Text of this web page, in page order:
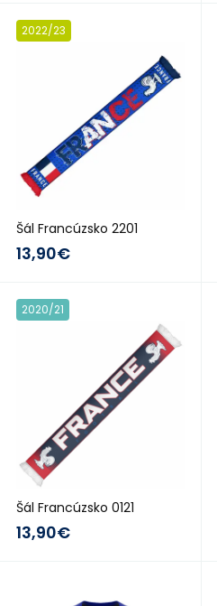
2022/23
Šál Francúzsko 2201
13,90€
2020/21
Šál Francúzsko 0121
13,90€